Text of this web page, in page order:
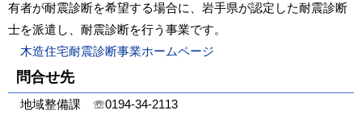
有者が耐震診断を希望する場合に、岩手県が認定した耐震診断
士を派遣し、耐震診断を行う事業です。
木造住宅耐震診断事業ホームページ
問合せ先
地域整備課 ☏0194-34-2113